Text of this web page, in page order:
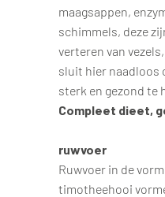
maagsappen,
schimmels, deze
verteren van
sluit hier naadloos
sterk en gezond te
Compleet dieet,
ruwvoer
Ruwvoer in de
timotheehooi